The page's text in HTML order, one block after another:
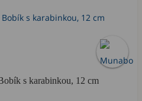
s karabinkou, 12 cm